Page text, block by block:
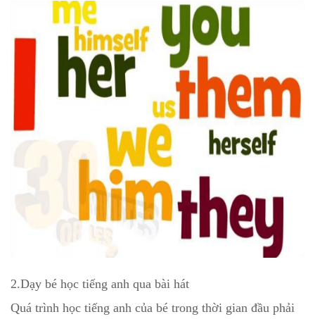
2.Dạy bé học tiếng anh qua bài hát
Quá trình học tiếng anh của bé trong thời gian đầu phải